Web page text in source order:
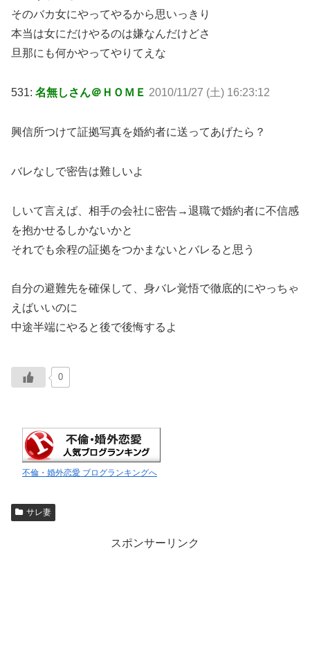
そのバカ女にやってやるから思いっきり
本当は女にだけやるのは嫌なんだけどさ
旦那にも何かやってやりてえな
531: 名無しさん＠ＨＯＭＥ 2010/11/27 (土) 16:23:12
興信所つけて証拠写真を婚約者に送ってあげたら？
バレなしで密告は難しいよ
しいて言えば、相手の会社に密告→退職で婚約者に不信感
を抱かせるしかないかと
それでも余程の証拠をつかまないとバレると思う
自分の避難先を確保して、身バレ覚悟で徹底的にやっちゃ
えばいいのに
中途半端にやると後で後悔するよ
0
不倫・婚外恋愛 ブログランキングへ
サレ妻
スポンサーリンク